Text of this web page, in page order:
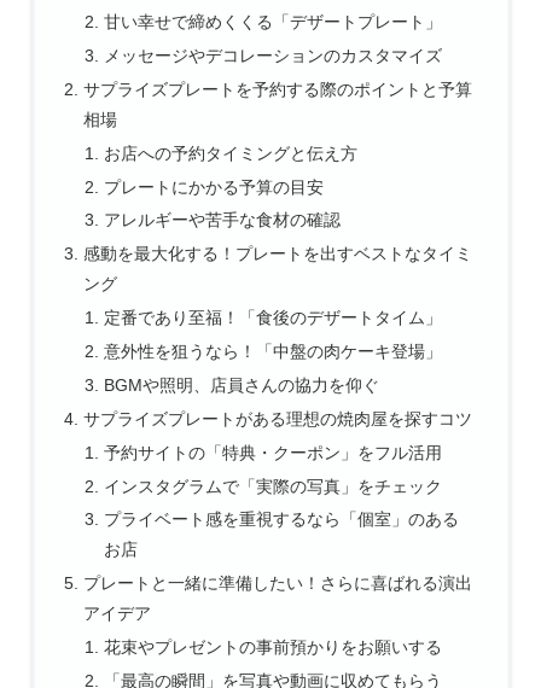
甘い幸せで締めくくる「デザートプレート」
メッセージやデコレーションのカスタマイズ
サプライズプレートを予約する際のポイントと予算
相場
お店への予約タイミングと伝え方
プレートにかかる予算の目安
アレルギーや苦手な食材の確認
感動を最大化する！プレートを出すベストなタイミ
ング
定番であり至福！「食後のデザートタイム」
意外性を狙うなら！「中盤の肉ケーキ登場」
BGMや照明、店員さんの協力を仰ぐ
サプライズプレートがある理想の焼肉屋を探すコツ
予約サイトの「特典・クーポン」をフル活用
インスタグラムで「実際の写真」をチェック
プライベート感を重視するなら「個室」のある
お店
プレートと一緒に準備したい！さらに喜ばれる演出
アイデア
花束やプレゼントの事前預かりをお願いする
「最高の瞬間」を写真や動画に収めてもらう